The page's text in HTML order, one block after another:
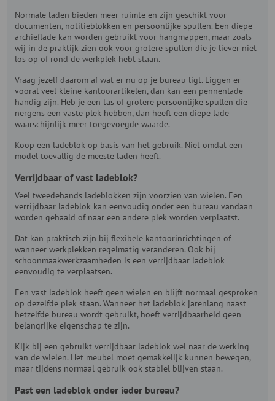
Normale laden bieden meer ruimte en zijn geschikt voor
documenten, notitieblokken en persoonlijke spullen. Een diepe
archieflade kan worden gebruikt voor hangmappen, maar zoals
wij in de praktijk zien ook voor grotere spullen die je liever niet
los op of rond de werkplek hebt staan.
Vraag jezelf daarom af wat er nu op je bureau ligt. Liggen er
vooral veel kleine kantoorartikelen, dan kan een pennenlade
handig zijn. Heb je een tas of grotere persoonlijke spullen die
nergens een vaste plek hebben, dan heeft een diepe lade
waarschijnlijk meer toegevoegde waarde.
Koop een ladeblok op basis van het gebruik. Niet omdat een
model toevallig de meeste laden heeft.
Verrijdbaar of vast ladeblok?
Veel tweedehands ladeblokken zijn voorzien van wielen. Een
verrijdbaar ladeblok kan eenvoudig onder een bureau vandaan
worden gehaald of naar een andere plek worden verplaatst.
Dat kan praktisch zijn bij flexibele kantoorinrichtingen of
wanneer werkplekken regelmatig veranderen. Ook bij
schoonmaakwerkzaamheden is een verrijdbaar ladeblok
eenvoudig te verplaatsen.
Een vast ladeblok heeft geen wielen en blijft normaal gesproken
op dezelfde plek staan. Wanneer het ladeblok jarenlang naast
hetzelfde bureau wordt gebruikt, hoeft verrijdbaarheid geen
belangrijke eigenschap te zijn.
Kijk bij een gebruikt verrijdbaar ladeblok wel naar de werking
van de wielen. Het meubel moet gemakkelijk kunnen bewegen,
maar tijdens normaal gebruik ook stabiel blijven staan.
Past een ladeblok onder ieder bureau?